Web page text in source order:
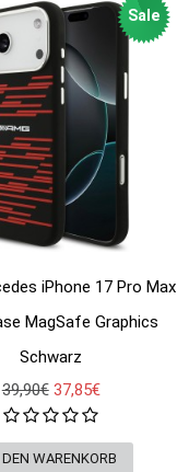
Sale
iPhone 17 Pro Max
MagSafe Graphics
Schwarz
39,90€ 37,85€